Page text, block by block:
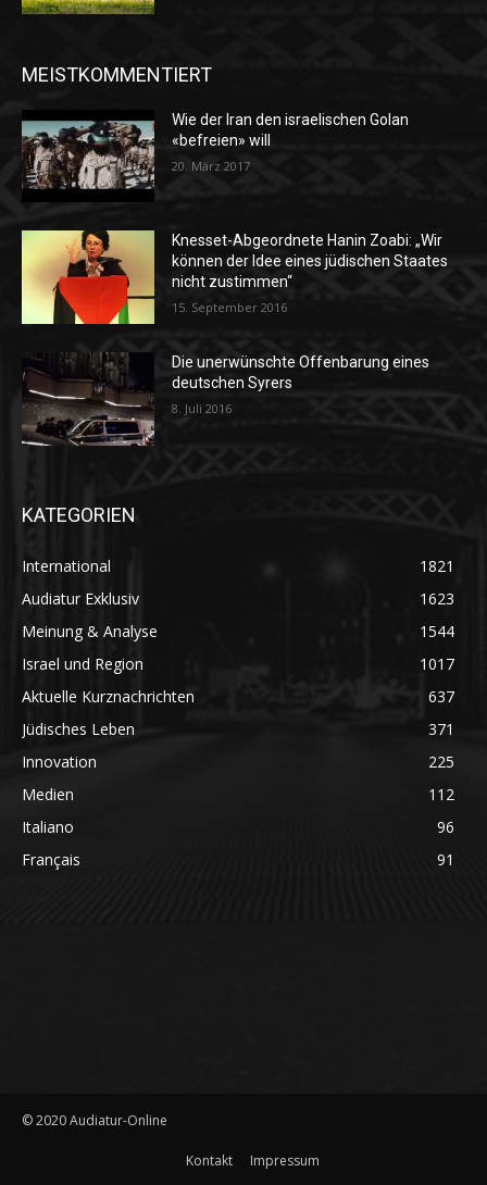
MEISTKOMMENTIERT
Wie der Iran den israelischen Golan
«befreien» will
20. März 2017
Knesset-Abgeordnete Hanin Zoabi: „Wir
können der Idee eines jüdischen Staates
nicht zustimmen“
15. September 2016
Die unerwünschte Offenbarung eines
deutschen Syrers
8. Juli 2016
KATEGORIEN
International
1821
Audiatur Exklusiv
1623
Meinung & Analyse
1544
Israel und Region
1017
Aktuelle Kurznachrichten
637
Jüdisches Leben
371
Innovation
225
Medien
112
Italiano
96
Français
91
© 2020 Audiatur-Online
Kontakt Impressum